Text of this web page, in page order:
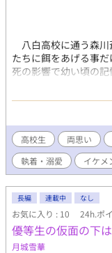
八白高校に通う森川
たちに餌をあげる事
死の影響で幼い頃の
たちに餌をあげてい
唯一の友達……大河が
気投票だが、生徒会
会役員にされてしま
男子の生徒会長……小
氏』だと執着される
付き合う事になるが、
ない。 ロジカル（論
斗。生徒会を中心に
る。 # 全30話。毎日
す。 # 第2回青春BL
お気に入り登録・感
高校生 両思い
執着・溺愛
イケメ
長編 連載中 なし
お気に入り : 10 24h.ポ
優等生の仮面の下は
月城雪華